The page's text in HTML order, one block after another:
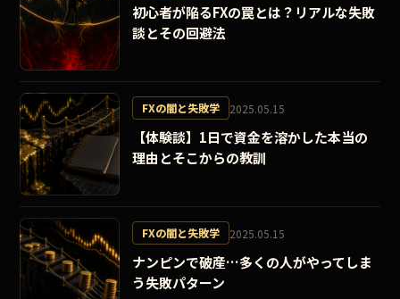
初心者が陥るFXの罠とは？リアルな失敗
談とその回避法
FXの闇と失敗学 2025.05.15
【体験談】1日で資金を溶かした本当の
理由とそこからの教訓
FXの闇と失敗学 2025.05.15
ナンピンで破産…多くの人がやってしま
う失敗パターン